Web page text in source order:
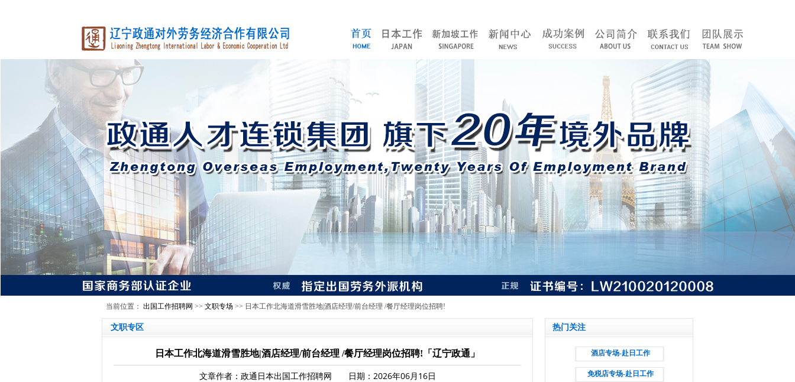
当前位置： 出国工作招聘网 >> 文职专场>> 日本工作北海道滑雪胜地|酒店经理/前台经理 /餐厅经理岗位招聘!
文职专区
日本工作北海道滑雪胜地|酒店经理/前台经理 /餐厅经理岗位招聘!「辽宁政通」
文章作者：政通日本出国工作招聘网 日期：2026年06月16日
热门关注
酒店专场-赴日工作
免税店专场-赴日工作